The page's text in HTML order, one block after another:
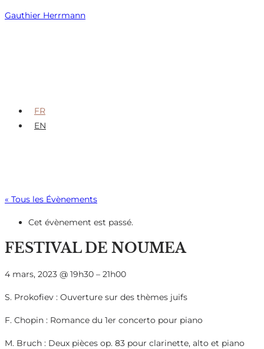
Skip
Gauthier Herrmann
FR
EN
« Tous les Évènements
Cet évènement est passé.
FESTIVAL DE NOUMEA
4 mars, 2023 @ 19h30 – 21h00
S. Prokofiev : Ouverture sur des thèmes juifs
F. Chopin : Romance du 1er concerto pour piano
M. Bruch : Deux pièces op. 83 pour clarinette, alto et piano